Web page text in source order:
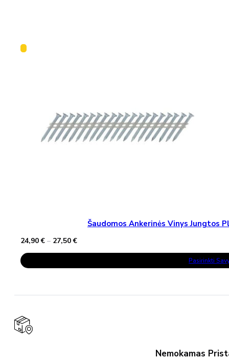
Šaudomos Ankerinės Vinys Jungtos
24,90€ – 27,50€Price
through
Pasirinkti
This
Product
Has
The
Be
Chosen
On
Nemokamas